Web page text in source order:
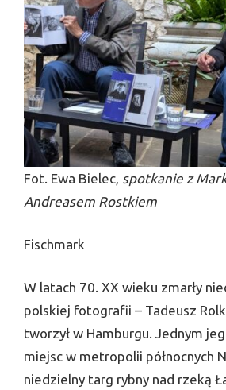
Fot. Ewa Bielec, spotkanie z
Andreasem Rostkiem
Fischmark
W latach 70. XX wieku zmarły
polskiej fotografii – Tadeusz
tworzył w Hamburgu. Jednym
miejsc w metropolii północnych
niedzielny targ rybny nad rzeką